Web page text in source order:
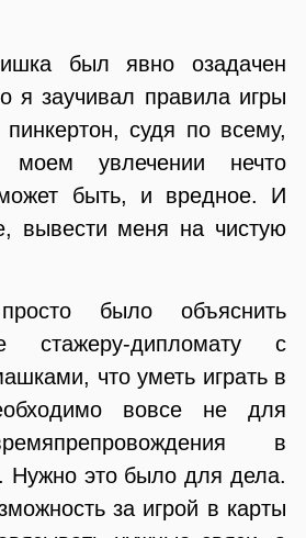
был явно озадачен
я заучивал правила игры
судя по всему,
моем увлечении нечто
быть, и вредное. И
вывести меня на чистую
было объяснить
стажеру-дипломату с
что уметь играть в
вовсе не для
в
Нужно это было для дела.
за игрой в карты